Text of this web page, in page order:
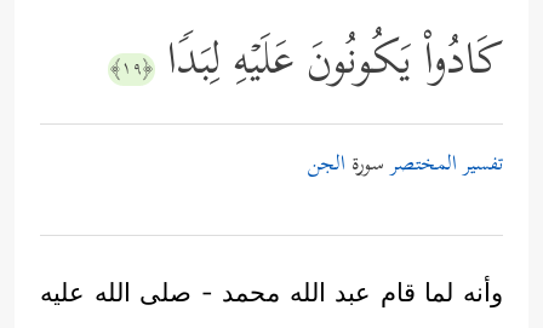
كَادُواْ یَكُونُونَ عَلَیۡهِ لِبَدࣰا ﴿١٩﴾
تفسير المختصرسورة الجن
وأنه لما قام عبد الله محمد - صلى الله عليه